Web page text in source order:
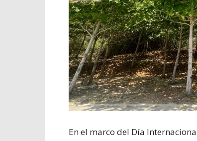
En el marco del Día